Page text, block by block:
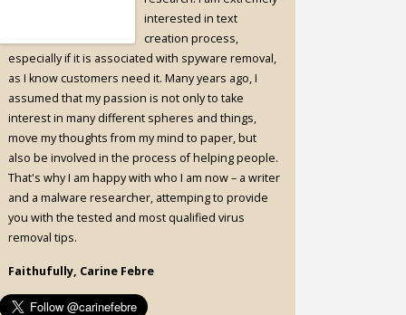
interested in text
creation process,
especially if it is associated with spyware removal,
as I know customers need it. Many years ago, I
assumed that my passion is not only to take
interest in many different spheres and things,
move my thoughts from my mind to paper, but
also be involved in the process of helping people.
That's why I am happy with who I am now – a writer
and a malware researcher, attemping to provide
you with the tested and most qualified virus
removal tips.
Faithufully, Carine Febre